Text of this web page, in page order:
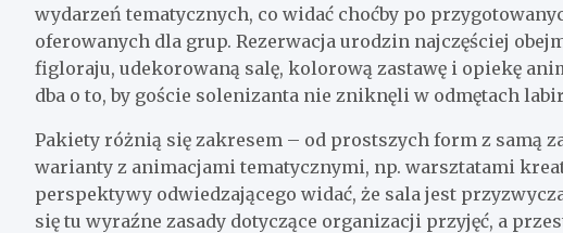
wydarzeń tematycznych, co widać choćby po
oferowanych dla grup. Rezerwacja urodzin najczęściej
figloraju, udekorowaną salę, kolorową zastawę i opiekę
dba o to, by goście solenizanta nie zniknęli w odmętach
Pakiety różnią się zakresem – od prostszych form z samą
warianty z animacjami tematycznymi, np. warsztatami
perspektywy odwiedzającego widać, że sala jest
się tu wyraźne zasady dotyczące organizacji przyjęć, a